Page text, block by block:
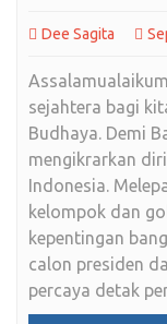
Dee Sagita
sejahtera bagi
Budhaya. Demi
mengikrarkan
Indonesia.
kelompok dan
kepentingan
calon presiden
percaya detak